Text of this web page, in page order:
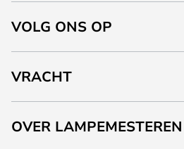
VOLG ONS OP
VRACHT
OVER LAMPEMESTEREN